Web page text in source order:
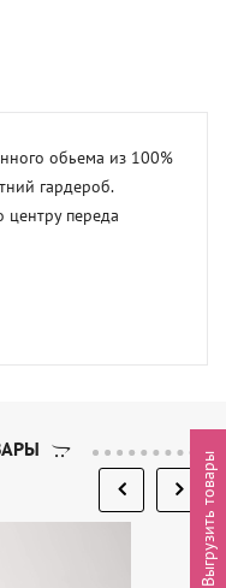
обьема из 100%
гардероб.
переда
Выгрузить товары